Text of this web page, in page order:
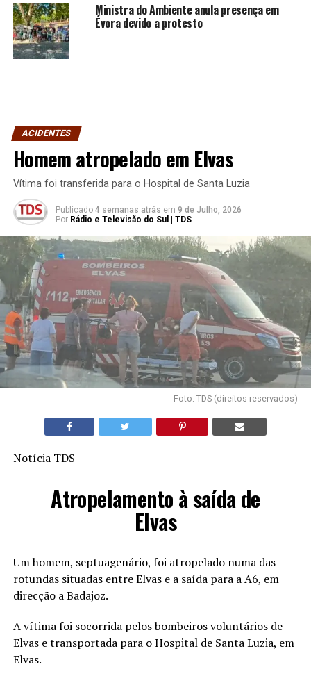
Ministra do Ambiente anula presença em
Évora devido a protesto
ACIDENTES
Homem atropelado em Elvas
Vítima foi transferida para o Hospital de Santa Luzia
Publicado 4 semanas atrás em 9 de Julho, 2026
Por Rádio e Televisão do Sul | TDS
Foto: TDS (direitos reservados)
Notícia TDS
Atropelamento à saída de
Elvas
Um homem, septuagenário, foi atropelado numa das
rotundas situadas entre Elvas e a saída para a A6, em
direcção a Badajoz.
A vítima foi socorrida pelos bombeiros voluntários de
Elvas e transportada para o Hospital de Santa Luzia, em
Elvas.